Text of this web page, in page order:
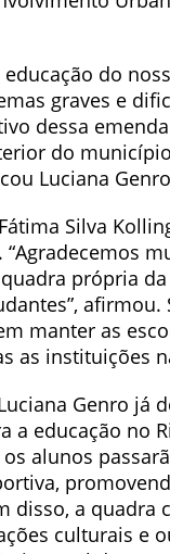
do
graves e
dessa
do
Luciana
Silva
própria
manter as
as instituições
Genro já
a educação no
alunos
disso, a quadra
culturais e